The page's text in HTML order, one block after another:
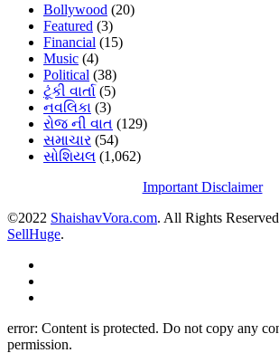
Bollywood (20)
Featured (3)
Financial (15)
Music (4)
Political (38)
ટૂંકી વાર્તા (5)
નવલિકા (3)
રોજ ની વાત (129)
સમાચાર (54)
સોશિયલ (1,062)
Important Disclaimer
©2022 ShaishavVora.com. All Rights
SellHuge.
error: Content is protected. Do not copy any
permission.